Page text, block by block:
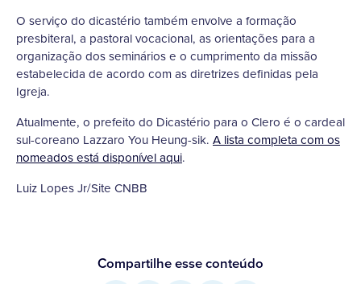
O serviço do dicastério também envolve a formação
presbiteral, a pastoral vocacional, as orientações para a
organização dos seminários e o cumprimento da missão
estabelecida de acordo com as diretrizes definidas pela
Igreja.
Atualmente, o prefeito do Dicastério para o Clero é o cardeal
sul-coreano Lazzaro You Heung-sik. A lista completa com os
nomeados está disponível aqui.
Luiz Lopes Jr/Site CNBB
Compartilhe esse conteúdo